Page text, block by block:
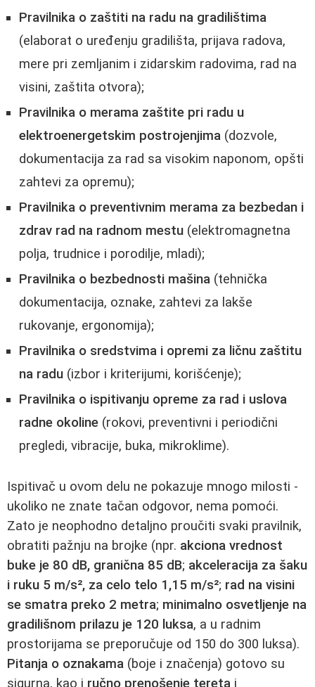
Pravilnika o zaštiti na radu na gradilištima
(elaborat o uređenju gradilišta, prijava radova,
mere pri zemljanim i zidarskim radovima, rad na
visini, zaštita otvora);
Pravilnika o merama zaštite pri radu u
elektroenergetskim postrojenjima (dozvole,
dokumentacija za rad sa visokim naponom, opšti
zahtevi za opremu);
Pravilnika o preventivnim merama za bezbedan i
zdrav rad na radnom mestu (elektromagnetna
polja, trudnice i porodilje, mladi);
Pravilnika o bezbednosti mašina (tehnička
dokumentacija, oznake, zahtevi za lakše
rukovanje, ergonomija);
Pravilnika o sredstvima i opremi za ličnu zaštitu
na radu (izbor i kriterijumi, korišćenje);
Pravilnika o ispitivanju opreme za rad i uslova
radne okoline (rokovi, preventivni i periodični
pregledi, vibracije, buka, mikroklime).
Ispitivač u ovom delu ne pokazuje mnogo milosti -
ukoliko ne znate tačan odgovor, nema pomoći.
Zato je neophodno detaljno proučiti svaki pravilnik,
obratiti pažnju na brojke (npr. akciona vrednost
buke je 80 dB, granična 85 dB; akceleracija za šaku
i ruku 5 m/s², za celo telo 1,15 m/s²; rad na visini
se smatra preko 2 metra; minimalno osvetljenje na
gradilišnom prilazu je 120 luksa, a u radnim
prostorijama se preporučuje od 150 do 300 luksa).
Pitanja o oznakama (boje i značenja) gotovo su
sigurna, kao i ručno prenošenje tereta i